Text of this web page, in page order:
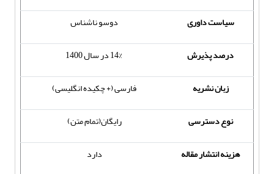
سیاست داوری
دوسو ناشناس
درصد پذیرش
زبان نشریه
فارسی (+ چکیده انگلیسی)
نوع دسترسی
رایگان(تمام متن)
هزینه انتشار مقاله
دارد